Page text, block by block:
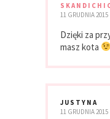
11 GRUDNIA 2015
Dzięki za
masz kota
JUSTYNA
11 GRUDNIA 2015